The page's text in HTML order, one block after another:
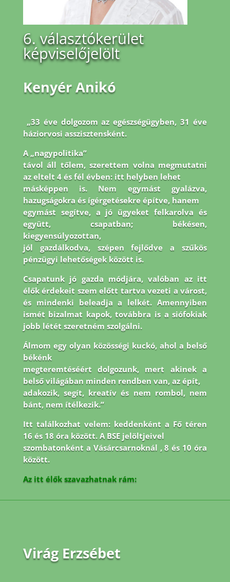
6. választókerület
képviselőjelölt
Kenyér Anikó
„33 éve dolgozom az egészségügyben, 31 éve
háziorvosi asszisztensként.
A „nagypolitika”
távol áll tőlem, szerettem volna megmutatni
az eltelt 4 és fél évben: itt helyben lehet
másképpen is. Nem egymást gyalázva,
hazugságokra és ígérgetésekre építve, hanem
egymást segítve, a jó ügyeket felkarolva és
együtt, csapatban; békésen,
kiegyensúlyozottan,
jól gazdálkodva, szépen fejlődve a szűkös
pénzügyi lehetőségek között is.
Csapatunk jó gazda módjára, valóban az itt
élők érdekeit szem előtt tartva vezeti a várost,
és mindenki beleadja a lelkét. Amennyiben
ismét bizalmat kapok, továbbra is a siófokiak
jobb létét szeretném szolgálni.
Álmom egy olyan közösségi kuckó, ahol a belső
békénk
megteremtéséért dolgozunk, mert akinek a
belső világában minden rendben van, az épít,
adakozik, segít, kreatív és nem rombol, nem
bánt, nem ítélkezik.”
Itt találkozhat velem: keddenként a Fő téren
16 és 18 óra között. A BSE jelöltjeivel
szombatonként a Vásárcsarnoknál , 8 és 10 óra
között.
Az itt élők szavazhatnak rám:
Virág Erzsébet